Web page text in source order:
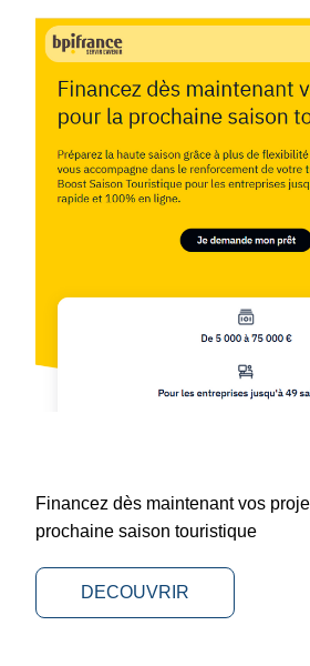
Financez dès maintenant vos
prochaine saison touristique
DECOUVRIR